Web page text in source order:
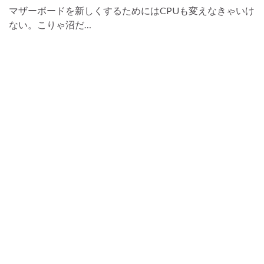
マザーボードを新しくするためにはCPUも変えなきゃいけ
ない。こりゃ沼だ…